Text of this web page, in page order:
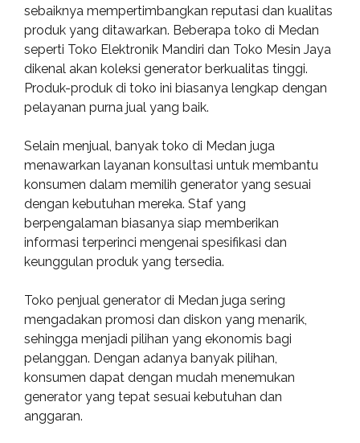
sebaiknya mempertimbangkan reputasi dan kualitas
produk yang ditawarkan. Beberapa toko di Medan
seperti Toko Elektronik Mandiri dan Toko Mesin Jaya
dikenal akan koleksi generator berkualitas tinggi.
Produk-produk di toko ini biasanya lengkap dengan
pelayanan purna jual yang baik.
Selain menjual, banyak toko di Medan juga
menawarkan layanan konsultasi untuk membantu
konsumen dalam memilih generator yang sesuai
dengan kebutuhan mereka. Staf yang
berpengalaman biasanya siap memberikan
informasi terperinci mengenai spesifikasi dan
keunggulan produk yang tersedia.
Toko penjual generator di Medan juga sering
mengadakan promosi dan diskon yang menarik,
sehingga menjadi pilihan yang ekonomis bagi
pelanggan. Dengan adanya banyak pilihan,
konsumen dapat dengan mudah menemukan
generator yang tepat sesuai kebutuhan dan
anggaran.